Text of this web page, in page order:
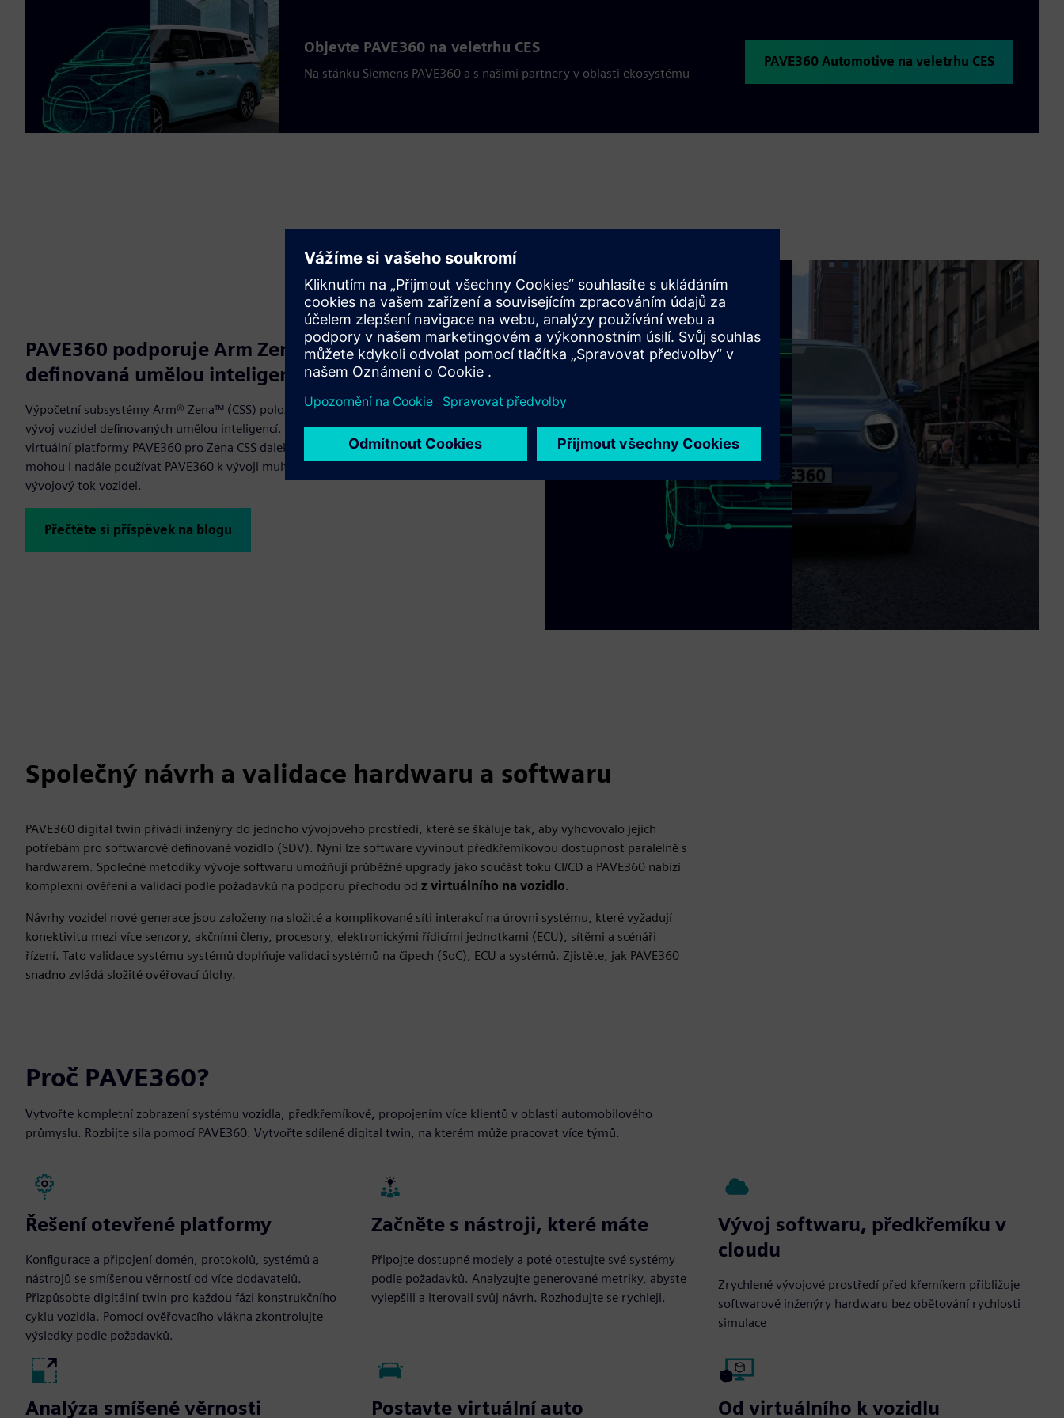
Objevte PAVE360 na veletrhu CES
Na stánku Siemens PAVE360 a s našimi partnery v oblasti ekosystému
PAVE360 Automotive na veletrhu CES
PAVE360 podporuje Arm Zena CSS pro vozidla
definovaná umělou inteligencí
Výpočetní subsystémy Arm® Zena™ (CSS) položily základy pro rychlejší a bezpečnější
vývoj vozidel definovaných umělou inteligencí. Siemens podporuje tím, že poskytuje
virtuální platformy PAVE360 pro Zena CSS daleko před prvním křemíkem. Zákazníci
mohou i nadále používat PAVE360 k vývoji multi-domain digital twin pro celý svůj
vývojový tok vozidel.
Přečtěte si příspěvek na blogu
Společný návrh a validace hardwaru a softwaru
PAVE360 digital twin přivádí inženýry do jednoho vývojového prostředí, které se škáluje tak, aby vyhovovalo jejich
potřebám pro softwarově definované vozidlo (SDV). Nyní lze software vyvinout předkřemíkovou dostupnost paralelně s
hardwarem. Společné metodiky vývoje softwaru umožňují průběžné upgrady jako součást toku CI/CD a PAVE360 nabízí
komplexní ověření a validaci podle požadavků na podporu přechodu od z virtuálního na vozidlo.
Návrhy vozidel nové generace jsou založeny na složité a komplikované síti interakcí na úrovni systému, které vyžadují
konektivitu mezi více senzory, akčními členy, procesory, elektronickými řídicími jednotkami (ECU), sítěmi a scénáři
řízení. Tato validace systému systémů doplňuje validaci systémů na čipech (SoC), ECU a systémů. Zjistěte, jak PAVE360
snadno zvládá složité ověřovací úlohy.
Proč PAVE360?
Vytvořte kompletní zobrazení systému vozidla, předkřemíkové, propojením více klientů v oblasti automobilového
průmyslu. Rozbijte sila pomocí PAVE360. Vytvořte sdílené digital twin, na kterém může pracovat více týmů.
Řešení otevřené platformy
Konfigurace a připojení domén, protokolů, systémů a
nástrojů se smíšenou věrností od více dodavatelů.
Přizpůsobte digitální twin pro každou fázi konstrukčního
cyklu vozidla. Pomocí ověřovacího vlákna zkontrolujte
výsledky podle požadavků.
Začněte s nástroji, které máte
Připojte dostupné modely a poté otestujte své systémy
podle požadavků. Analyzujte generované metriky, abyste
vylepšili a iterovali svůj návrh. Rozhodujte se rychleji.
Vývoj softwaru, předkřemíku v
cloudu
Zrychlené vývojové prostředí před křemíkem přibližuje
softwarové inženýry hardwaru bez obětování rychlosti
simulace
Analýza smíšené věrnosti Postavte virtuální auto Od virtuálního k vozidlu